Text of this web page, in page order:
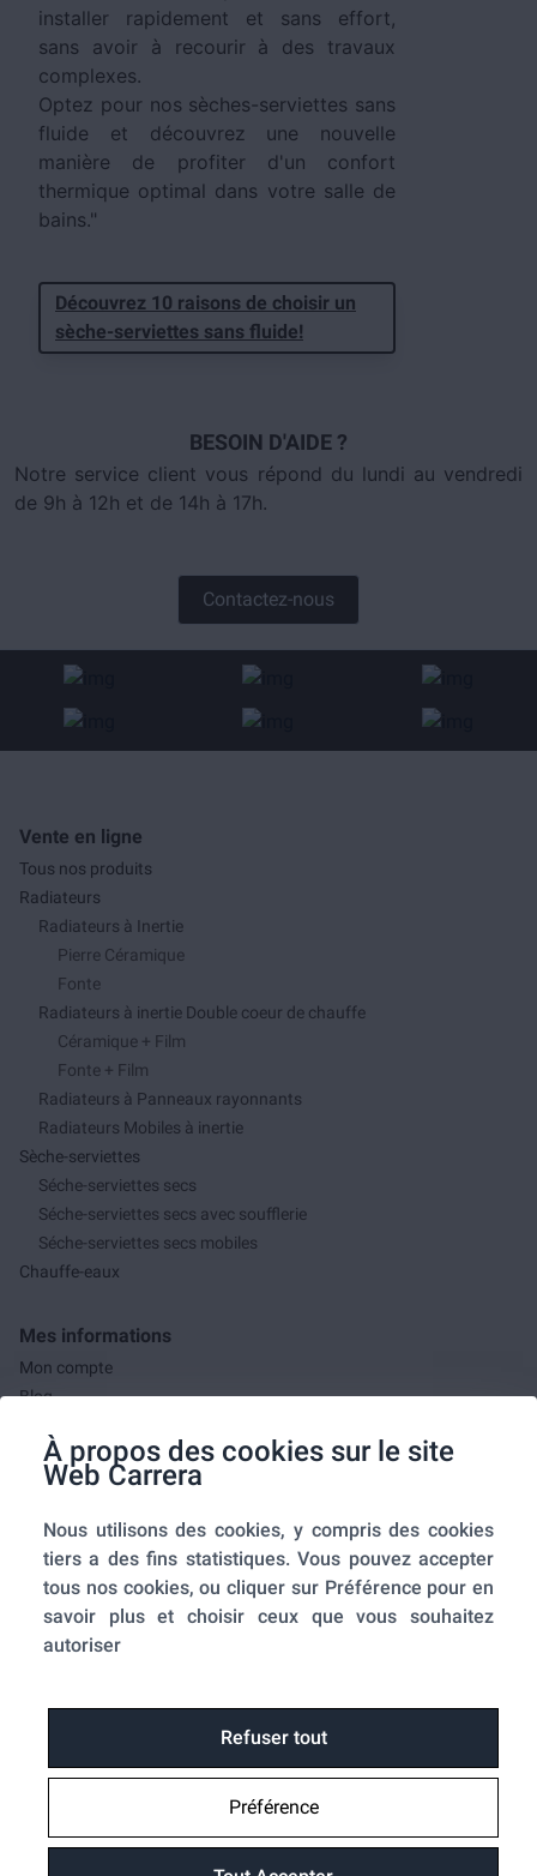
À propos des cookies sur le site
Web Carrera
Nous utilisons des cookies, y compris des cookies
tiers a des fins statistiques. Vous pouvez accepter
tous nos cookies, ou cliquer sur Préférence pour en
savoir plus et choisir ceux que vous souhaitez
autoriser
Refuser tout
Préférence
installer rapidement et sans effort,
sans avoir à recourir à des travaux
complexes.
Optez pour nos sèches-serviettes sans
fluide et découvrez une nouvelle
manière de profiter d'un confort
thermique optimal dans votre salle de
bains."
Découvrez 10 raisons de choisir un
sèche-serviettes sans fluide!
BESOIN D'AIDE ?
Notre service client vous répond du lundi au vendredi
de 9h à 12h et de 14h à 17h.
Contactez-nous
Vente en ligne
Tous nos produits
Radiateurs
Radiateurs à Inertie
Pierre Céramique
Fonte
Radiateurs à inertie Double coeur de chauffe
Céramique + Film
Fonte + Film
Radiateurs à Panneaux rayonnants
Radiateurs Mobiles à inertie
Sèche-serviettes
Séche-serviettes secs
Séche-serviettes secs avec soufflerie
Séche-serviettes secs mobiles
Chauffe-eaux
Mes informations
Mon compte
Blog
Mes commandes
A propos de nous
A propos
Mentions légales
Conditions générales de ventes
Utilisation des cookies